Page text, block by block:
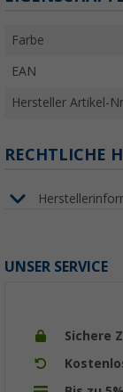
Farbe
EAN
Hersteller Artikel-
RECHTLICHE
UNSER SERVICE
Sichere